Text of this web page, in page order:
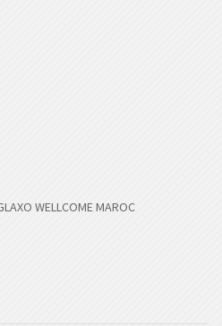
WELLCOME MAROC